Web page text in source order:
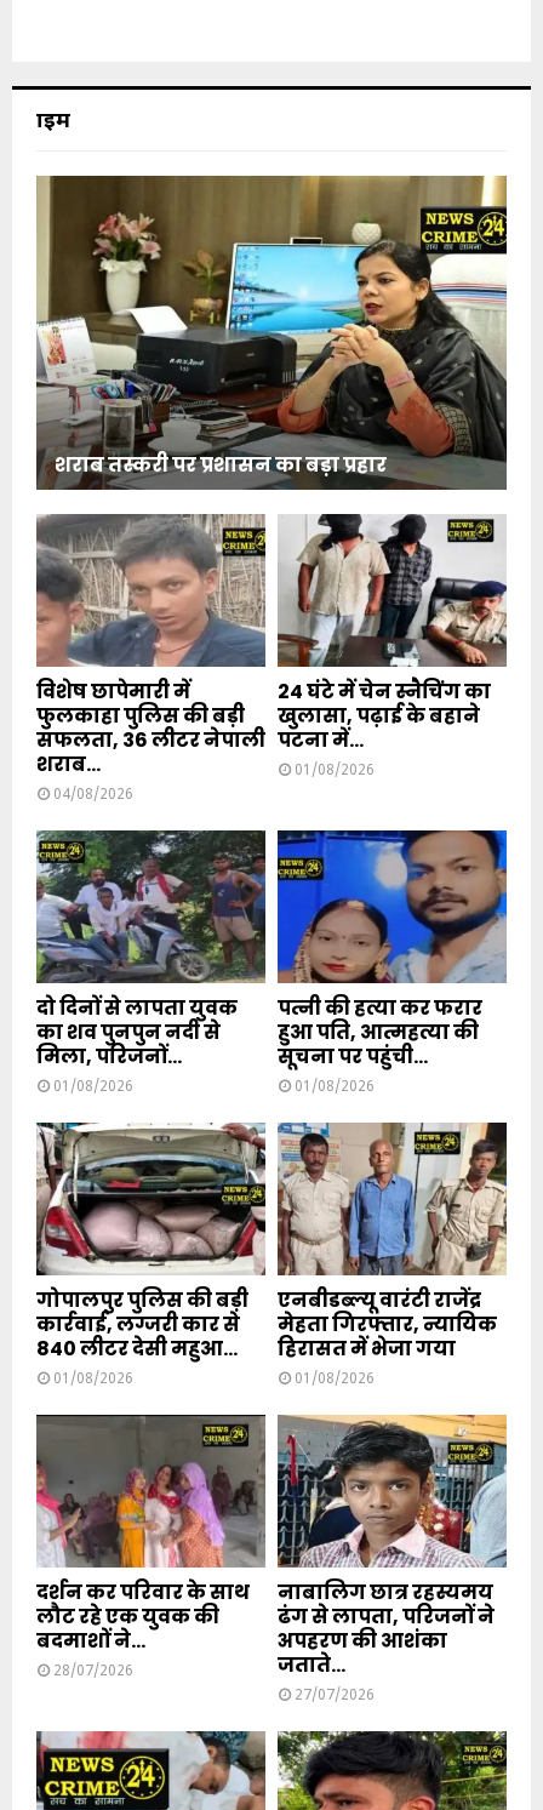
क्राइम
शराब तस्करी पर प्रशासन का बड़ा प्रहार
विशेष छापेमारी में
फुलकाहा पुलिस की बड़ी
सफलता, 36 लीटर नेपाली
शराब...
04/08/2026
24 घंटे में चेन स्नैचिंग का
खुलासा, पढ़ाई के बहाने
पटना में...
01/08/2026
दो दिनों से लापता युवक
का शव पुनपुन नदी से
मिला, परिजनों...
01/08/2026
पत्नी की हत्या कर फरार
हुआ पति, आत्महत्या की
सूचना पर पहुंची...
01/08/2026
गोपालपुर पुलिस की बड़ी
कार्रवाई, लग्जरी कार से
840 लीटर देसी महुआ...
01/08/2026
एनबीडब्ल्यू वारंटी राजेंद्र
मेहता गिरफ्तार, न्यायिक
हिरासत में भेजा गया
01/08/2026
दर्शन कर परिवार के साथ
लौट रहे एक युवक की
बदमाशों ने...
28/07/2026
नाबालिग छात्र रहस्यमय
ढंग से लापता, परिजनों ने
अपहरण की आशंका
जताते...
27/07/2026